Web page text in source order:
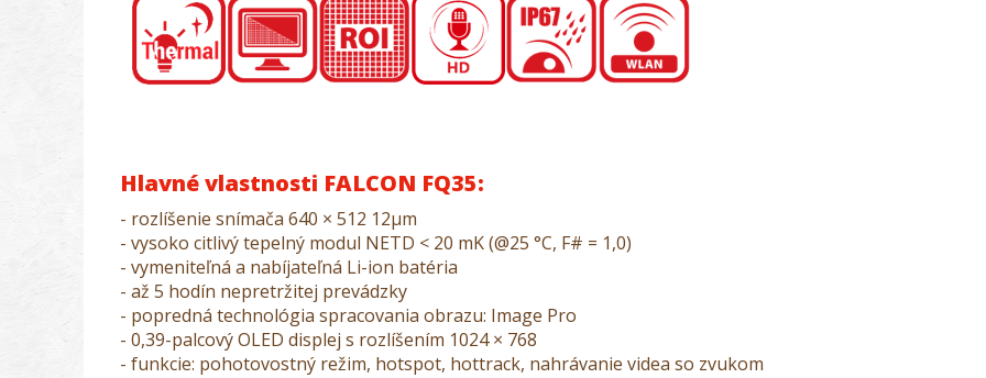
Hlavné vlastnosti FALCON FQ35:
- rozlíšenie snímača 640 × 512 12μm
- vysoko citlivý tepelný modul NETD < 20 mK (@25 °C, F# = 1,0)
- vymeniteľná a nabíjateľná Li-ion batéria
- až 5 hodín nepretržitej prevádzky
- popredná technológia spracovania obrazu: Image Pro
- 0,39-palcový OLED displej s rozlíšením 1024 × 768
- funkcie: pohotovostný režim, hotspot, hottrack, nahrávanie videa so zvukom